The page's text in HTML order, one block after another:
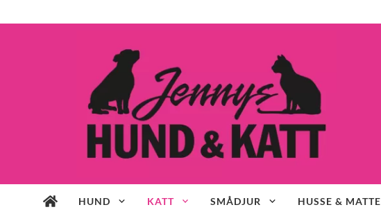
HUND KATT SMÅDJUR HUSSE & MATTE